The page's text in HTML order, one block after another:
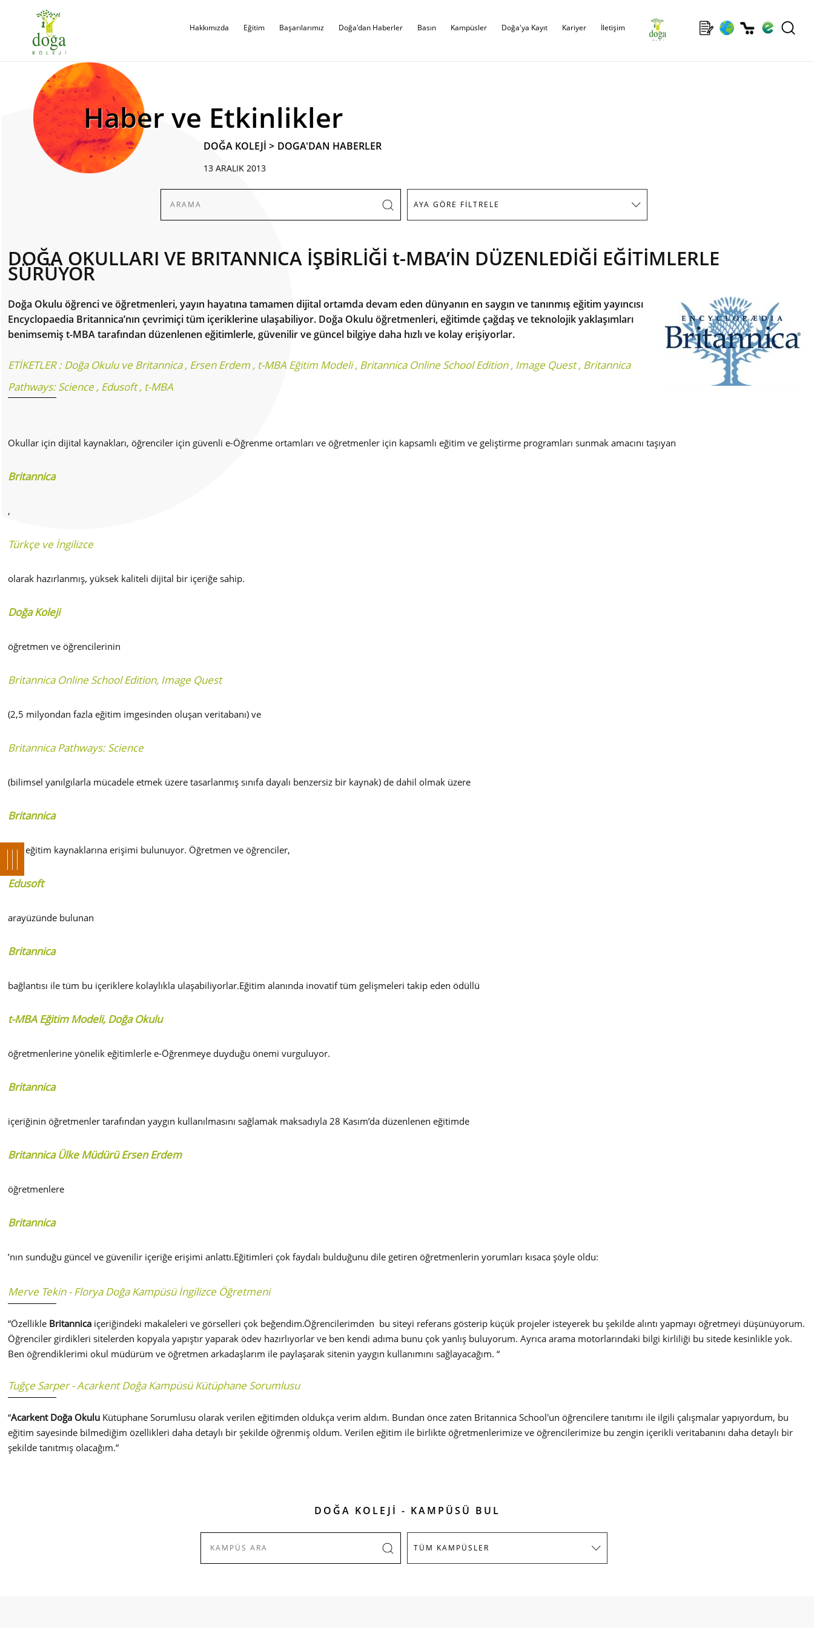
Hakkımızda Eğitim Başarılarımız Doğa'dan Haberler Basın Kampüsler Doğa'ya Kayıt Kariyer İletişim
Haber ve Etkinlikler
DOĞA KOLEJİ > DOGA'DAN HABERLER
13 ARALIK 2013
DOĞA OKULLARI VE BRITANNICA İŞBİRLİĞİ t-MBA’İN DÜZENLEDİĞİ EĞİTİMLERLE
SÜRÜYOR
Doğa Okulu öğrenci ve öğretmenleri, yayın hayatına tamamen dijital ortamda devam eden dünyanın en saygın ve tanınmış eğitim yayıncısı
Encyclopaedia Britannica’nın çevrimiçi tüm içeriklerine ulaşabiliyor. Doğa Okulu öğretmenleri, eğitimde çağdaş ve teknolojik yaklaşımları
benimsemiş t-MBA tarafından düzenlenen eğitimlerle, güvenilir ve güncel bilgiye daha hızlı ve kolay erişiyorlar.
ETİKETLER :Doğa Okulu ve Britannica, Ersen Erdem , t-MBA Eğitim Modeli, Britannica Online School Edition, Image Quest, Britannica
Pathways: Science, Edusoft, t-MBA
Okullar için dijital kaynakları, öğrenciler için güvenli e-Öğrenme ortamları ve öğretmenler için kapsamlı eğitim ve geliştirme programları sunmak amacını taşıyan
Britannica
,
Türkçe ve İngilizce
olarak hazırlanmış, yüksek kaliteli dijital bir içeriğe sahip.
Doğa Koleji
öğretmen ve öğrencilerinin
Britannica Online School Edition, Image Quest
(2,5 milyondan fazla eğitim imgesinden oluşan veritabanı) ve
Britannica Pathways: Science
(bilimsel yanılgılarla mücadele etmek üzere tasarlanmış sınıfa dayalı benzersiz bir kaynak) de dahil olmak üzere
Britannica
’nın eğitim kaynaklarına erişimi bulunuyor. Öğretmen ve öğrenciler,
Edusoft
arayüzünde bulunan
Britannica
bağlantısı ile tüm bu içeriklere kolaylıkla ulaşabiliyorlar.Eğitim alanında inovatif tüm gelişmeleri takip eden ödüllü
t-MBA Eğitim Modeli, Doğa Okulu
öğretmenlerine yönelik eğitimlerle e-Öğrenmeye duyduğu önemi vurguluyor.
Britannica
içeriğinin öğretmenler tarafından yaygın kullanılmasını sağlamak maksadıyla 28 Kasım’da düzenlenen eğitimde
Britannica Ülke Müdürü Ersen Erdem
öğretmenlere
Britannica
’nın sunduğu güncel ve güvenilir içeriğe erişimi anlattı.Eğitimleri çok faydalı bulduğunu dile getiren öğretmenlerin yorumları kısaca şöyle oldu:
Merve Tekin - Florya Doğa Kampüsü İngilizce Öğretmeni
“Özellikle Britannica içeriğindeki makaleleri ve görselleri çok beğendim.Öğrencilerimden bu siteyi referans gösterip küçük projeler isteyerek bu şekilde alıntı yapmayı öğretmeyi düşünüyorum.
Öğrenciler girdikleri sitelerden kopyala yapıştır yaparak ödev hazırlıyorlar ve ben kendi adıma bunu çok yanlış buluyorum. Ayrıca arama motorlarındaki bilgi kirliliği bu sitede kesinlikle yok.
Ben öğrendiklerimi okul müdürüm ve öğretmen arkadaşlarım ile paylaşarak sitenin yaygın kullanımını sağlayacağım. “
Tuğçe Sarper - Acarkent Doğa Kampüsü Kütüphane Sorumlusu
“Acarkent Doğa Okulu Kütüphane Sorumlusu olarak verilen eğitimden oldukça verim aldım. Bundan önce zaten Britannica School'un öğrencilere tanıtımı ile ilgili çalışmalar yapıyordum, bu
eğitim sayesinde bilmediğim özellikleri daha detaylı bir şekilde öğrenmiş oldum. Verilen eğitim ile birlikte öğretmenlerimize ve öğrencilerimize bu zengin içerikli veritabanını daha detaylı bir
şekilde tanıtmış olacağım.”
DOĞA KOLEJİ - KAMPÜSÜ BUL